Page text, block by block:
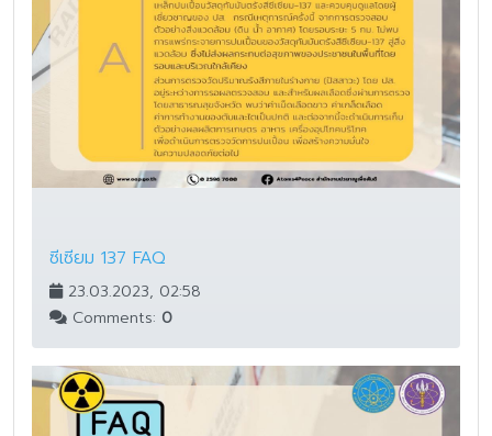
ซีเซียม 137 FAQ
23.03.2023, 02:58
Comments: 0